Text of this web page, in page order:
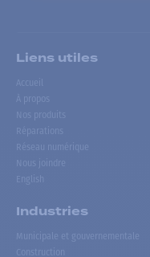
Liens utiles
Accueil
À propos
Nos produits
Réparations
Réseau numérique
Nous joindre
English
Industries
Municipale et gouvernementale
Construction